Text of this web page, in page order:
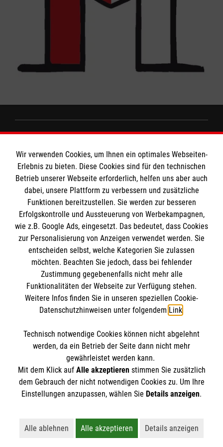
Impressum
Datenschutz
Barrierefreiheit
Kontakt
Presse
MPG Ansprechpartner
Den Beauftragten für Medizinproduktesicherheit
im Malteser Rettungsdienst und den
Einsatzdiensten der Malteser können Sie unter
gmb_mpg@malteser.orgkontaktieren.
Die Malteser
Malteser in Deutschland
Malteserorden
Malteser International
Sharepoint
Spendenkonto
Bank: Pax-Bank
IBAN: DE49 3706 0120 1201 2090 10
BIC: GENODED1PA7
So finden Sie uns
Lohweg 15
30559 Hannover
Email:info.hannover@malteser.org
Der Malteser Hilfsdienst e.V. ist als eingetragene
Gewerbesteuer befreit.
Wir verwenden Cookies, um Ihnen ein optimales Webseiten-
Erlebnis zu bieten. Diese Cookies sind für den technischen
Betrieb unserer Webseite erforderlich, helfen uns aber auch
dabei, unsere Plattform zu verbessern und zusätzliche
Funktionen bereitzustellen. Sie werden zur besseren
Erfolgskontrolle und Aussteuerung von Werbekampagnen,
wie z.B. Google Ads, eingesetzt. Das bedeutet, dass Cookies
zur Personalisierung von Anzeigen verwendet werden. Sie
entscheiden selbst, welche Kategorien Sie zulassen
möchten. Beachten Sie jedoch, dass bei fehlender
Zustimmung gegebenenfalls nicht mehr alle
Funktionalitäten der Webseite zur Verfügung stehen.
Weitere Infos finden Sie in unseren speziellen Cookie-
Datenschutzhinweisen unter folgendem Link.
Technisch notwendige Cookies können nicht abgelehnt
werden, da ein Betrieb der Seite dann nicht mehr
gewährleistet werden kann.
Mit dem Klick auf Alle akzeptierenstimmen Sie zusätzlich
dem Gebrauch der nicht notwendigen Cookies zu. Um Ihre
Einstellungen anzupassen, wählen Sie Details anzeigen.
Alle ablehnen
Lehnt alle nicht-essentiellen Cookies ab
Alle akzeptieren
Akzeptiert alle Cookies
Details anzeigen